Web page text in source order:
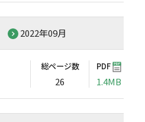
2022年09月
総ページ数
26
PDF
1.4MB